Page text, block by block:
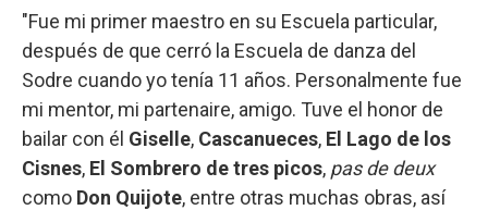
"Fue mi primer maestro en su Escuela particular,
después de que cerró la Escuela de danza del
Sodre cuando yo tenía 11 años. Personalmente fue
mi mentor, mi partenaire, amigo. Tuve el honor de
bailar con él Giselle, Cascanueces, El Lago de los
Cisnes, El Sombrero de tres picos, pas de deux
como Don Quijote, entre otras muchas obras, así